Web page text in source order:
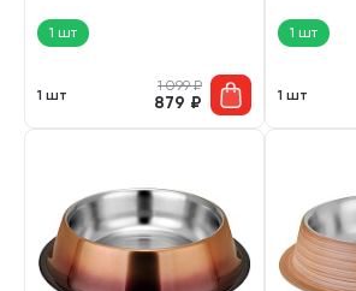
1 шт
1 шт
1 099₽
879 ₽
1 шт
1 шт